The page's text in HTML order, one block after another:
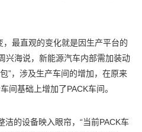
，最直观的变化就是因生产平台的
兴海说，新能源汽车内部需加装动
”，涉及生产车间的增加，在原来
间基础上增加了PACK车间。
洁的设备映入眼帘，“当前PACK车